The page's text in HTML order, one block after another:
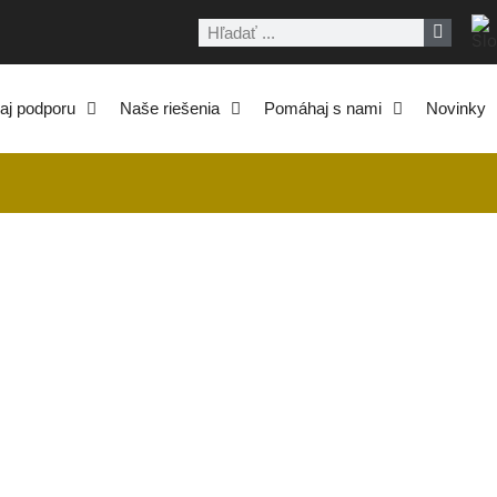
Vyhľadať
podporu Naše riešenia Pomáhaj s nami Novinky